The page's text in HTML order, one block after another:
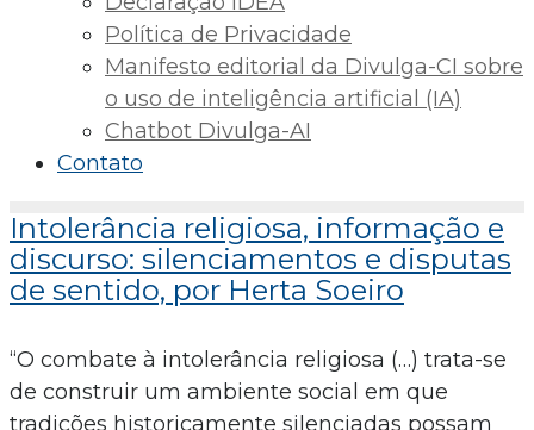
Política de Privacidade
Manifesto editorial da Divulga-CI sobre
o uso de inteligência artificial (IA)
Chatbot Divulga-AI
Contato
Intolerância religiosa, informação e
discurso: silenciamentos e disputas
de sentido, por Herta Soeiro
“O combate à intolerância religiosa (…) trata-se
de construir um ambiente social em que
tradições historicamente silenciadas possam